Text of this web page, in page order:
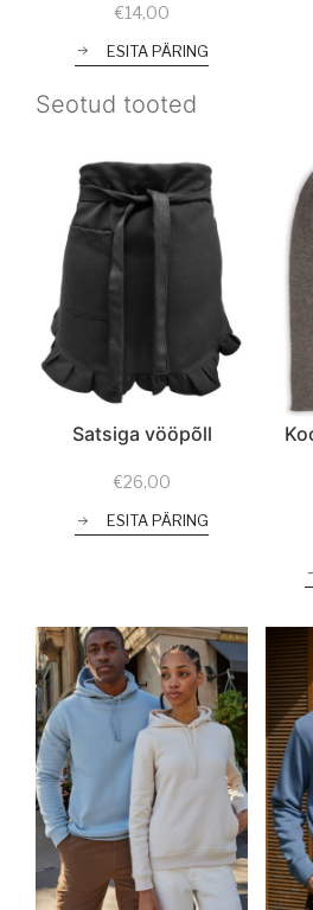
€14,00
ESITA PÄRING
Seotud tooted
Satsiga vööpõll
€26,00
ESITA PÄRING